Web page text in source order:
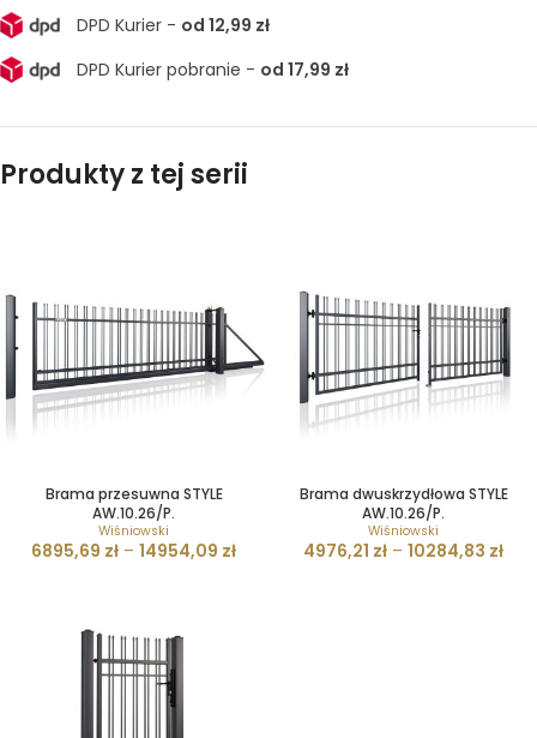
DPD Kurier - od 12,99 zł
DPD Kurier pobranie - od 17,99 zł
Produkty z tej serii
Brama przesuwna STYLE
AW.10.26/P.
Wiśniowski
6895,69 zł – 14954,09 zł
Brama dwuskrzydłowa STYLE
AW.10.26/P.
Wiśniowski
4976,21 zł – 10284,83 zł